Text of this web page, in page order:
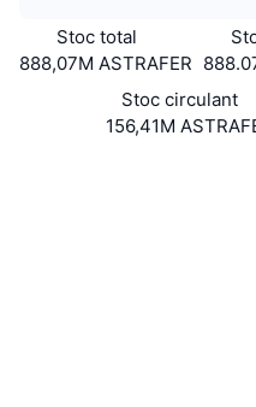
Stoc total
888,07M ASTRAFER
Stoc circulant
156,41M